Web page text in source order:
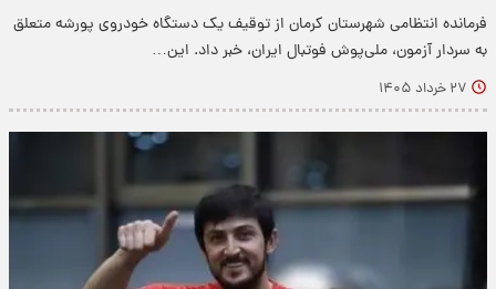
فرمانده انتظامی شهرستان کرمان از توقیف یک دستگاه خودروی پورشه متعلق
به سردار آزمون، ملی‌پوش فوتبال ایران، خبر داد. این…
۲۷ خرداد ۱۴۰۵